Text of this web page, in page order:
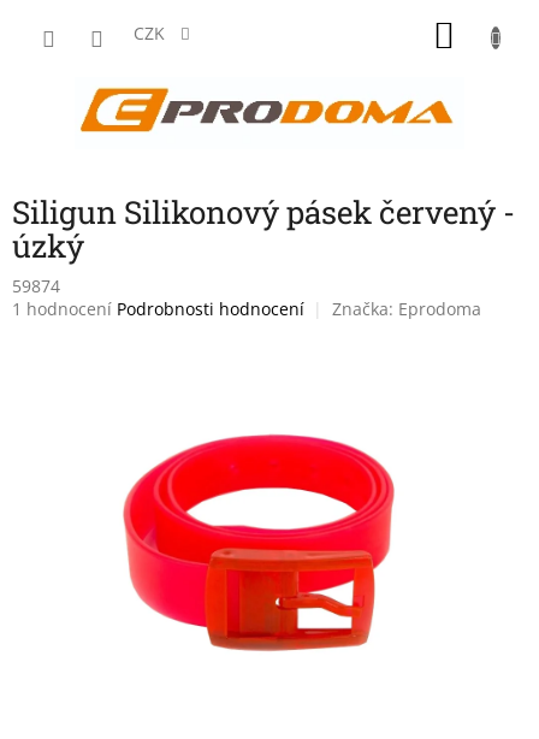
CZK
Siligun Silikonový pásek červený -
úzký
59874
Průměrné
1 hodnocení Podrobnosti hodnocení Značka: Eprodoma